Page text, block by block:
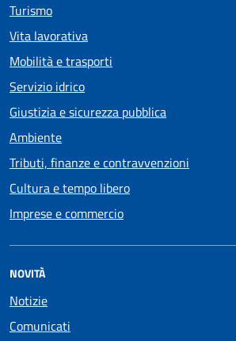
Turismo
Vita lavorativa
Mobilità e trasporti
Servizio idrico
Giustizia e sicurezza pubblica
Ambiente
Tributi, finanze e contravvenzioni
Cultura e tempo libero
Imprese e commercio
NOVITÀ
Notizie
Comunicati